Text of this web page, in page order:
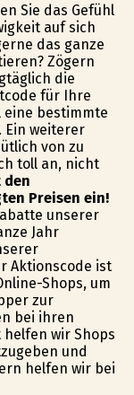
Sie das Gefühl
auf sich
das ganze
Zögern
die
für Ihre
eine bestimmte
Ein weiterer
von zu
toll an, nicht
den
Preisen ein!
unserer
Jahr
Aktionscode ist
Shops, um
zur
bei ihren
wir Shops
und
helfen wir bei